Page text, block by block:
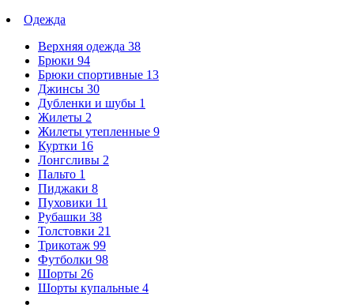
Одежда
Верхняя одежда 38
Брюки 94
Брюки спортивные 13
Джинсы 30
Дубленки и шубы 1
Жилеты 2
Жилеты утепленные 9
Куртки 16
Лонгсливы 2
Пальто 1
Пиджаки 8
Пуховики 11
Рубашки 38
Толстовки 21
Трикотаж 99
Футболки 98
Шорты 26
Шорты купальные 4